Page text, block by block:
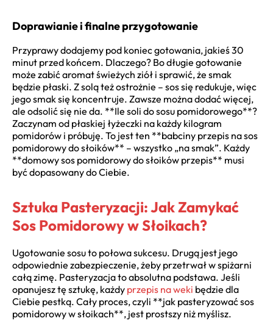
Doprawianie i finalne przygotowanie
Przyprawy dodajemy pod koniec gotowania, jakieś 30
minut przed końcem. Dlaczego? Bo długie gotowanie
może zabić aromat świeżych ziół i sprawić, że smak
będzie płaski. Z solą też ostrożnie – sos się redukuje, więc
jego smak się koncentruje. Zawsze można dodać więcej,
ale odsolić się nie da. **Ile soli do sosu pomidorowego**?
Zaczynam od płaskiej łyżeczki na każdy kilogram
pomidorów i próbuję. To jest ten **babciny przepis na sos
pomidorowy do słoików** – wszystko „na smak”. Każdy
**domowy sos pomidorowy do słoików przepis** musi
być dopasowany do Ciebie.
Sztuka Pasteryzacji: Jak Zamykać
Sos Pomidorowy w Słoikach?
Ugotowanie sosu to połowa sukcesu. Drugą jest jego
odpowiednie zabezpieczenie, żeby przetrwał w spiżarni
całą zimę. Pasteryzacja to absolutna podstawa. Jeśli
opanujesz tę sztukę, każdy przepis na weki będzie dla
Ciebie pestką. Cały proces, czyli **jak pasteryzować sos
pomidorowy w słoikach**, jest prostszy niż myślisz.